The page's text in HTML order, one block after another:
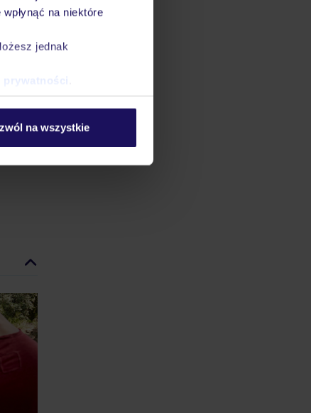
na niektóre
jednak
prywatności
na wszystkie